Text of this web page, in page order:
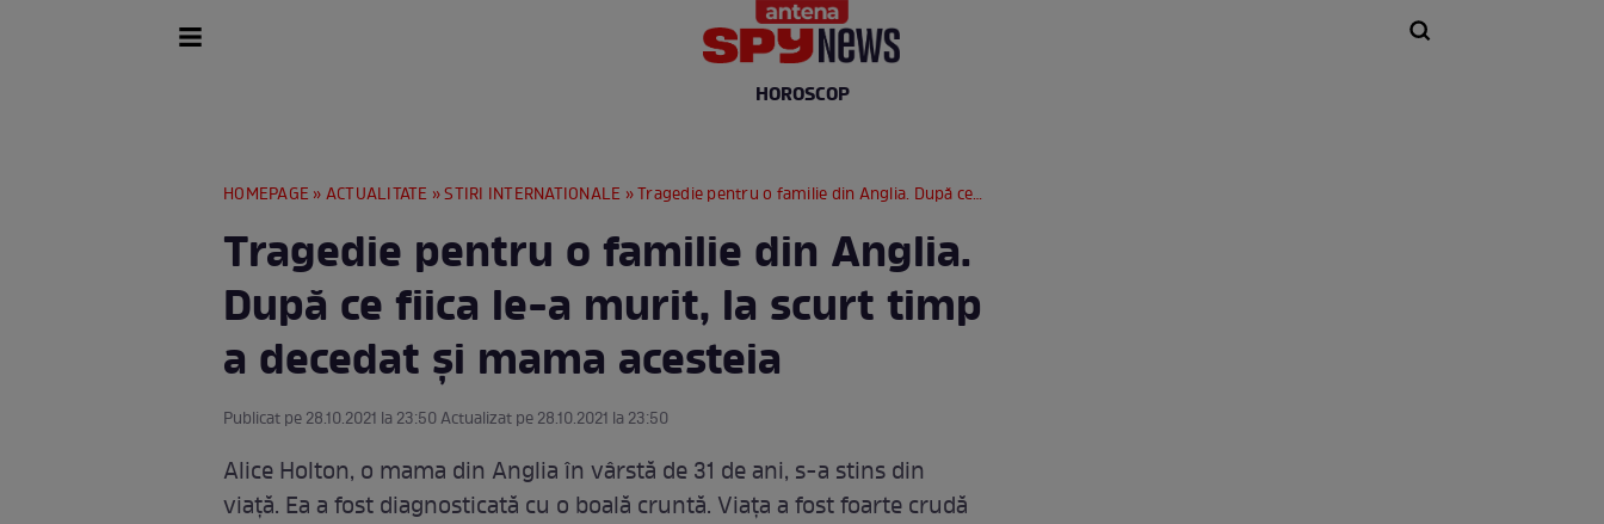
HOROSCOP
HOMEPAGE »ACTUALITATE »STIRI INTERNATIONALE » Tragedie pentru o familie din Anglia. După ce fiica le-a murit, la scurt timp a decedat și mama acesteia
Tragedie pentru o familie din Anglia.
După ce fiica le-a murit, la scurt timp
a decedat și mama acesteia
Publicat pe 28.10.2021 la 23:50 Actualizat pe 28.10.2021 la 23:50
Alice Holton, o mama din Anglia în vârstă de 31 de ani, s-a stins din
viață. Ea a fost diagnosticată cu o boală cruntă. Viața a fost foarte crudă